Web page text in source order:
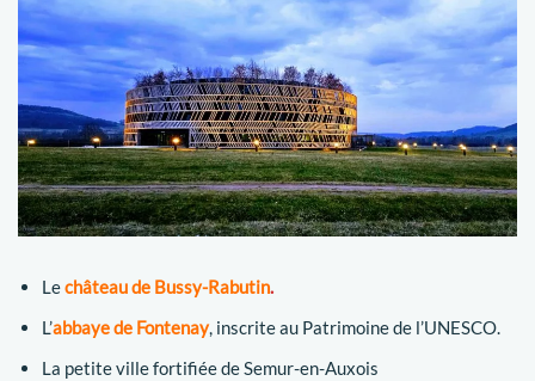
Lechâteau de Bussy-Rabutin.
L’abbaye de Fontenay, inscrite au Patrimoine de l’UNESCO.
La petite ville fortifiée de Semur-en-Auxois